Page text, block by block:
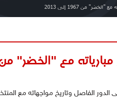
من 1967 إلى 2013
الدور الفاصل وتاريخ مواجهاته مع